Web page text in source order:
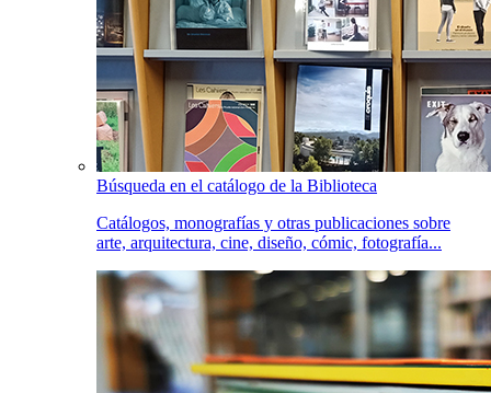
Búsqueda en el catálogo de la Biblioteca
Catálogos, monografías y otras publicaciones sobre
arte, arquitectura, cine, diseño, cómic, fotografía...